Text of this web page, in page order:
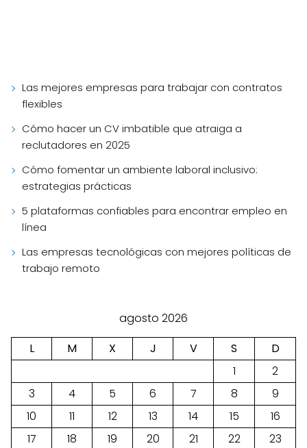
Las mejores empresas para trabajar con contratos
flexibles
Cómo hacer un CV imbatible que atraiga a
reclutadores en 2025
Cómo fomentar un ambiente laboral inclusivo:
estrategias prácticas
5 plataformas confiables para encontrar empleo en
línea
Las empresas tecnológicas con mejores políticas de
trabajo remoto
agosto 2026
L
M X J V S
D
1
2
3
4 5 6 7 8
9
10
11 12 13 14 15
16
17
18 19 20 21 22 23